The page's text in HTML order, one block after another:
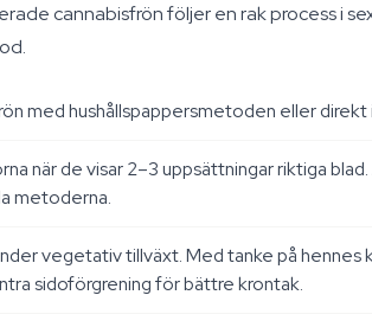
cannabisfrön följer en rak process i
med hushållspappersmetoden eller
när de visar 2–3 uppsättningar riktiga
metoderna.
vegetativ tillväxt. Med tanke på
sidoförgrening för bättre krontak.